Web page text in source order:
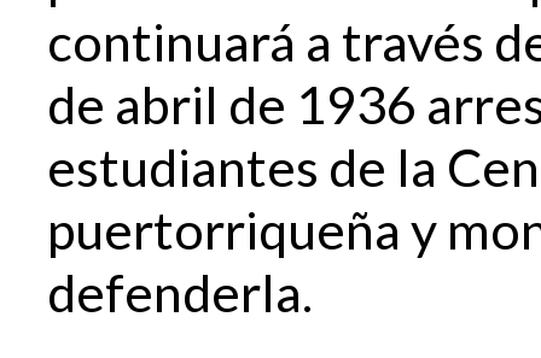
continuará a través
de abril de 1936
estudiantes de la
puertorriqueña y
defenderla.